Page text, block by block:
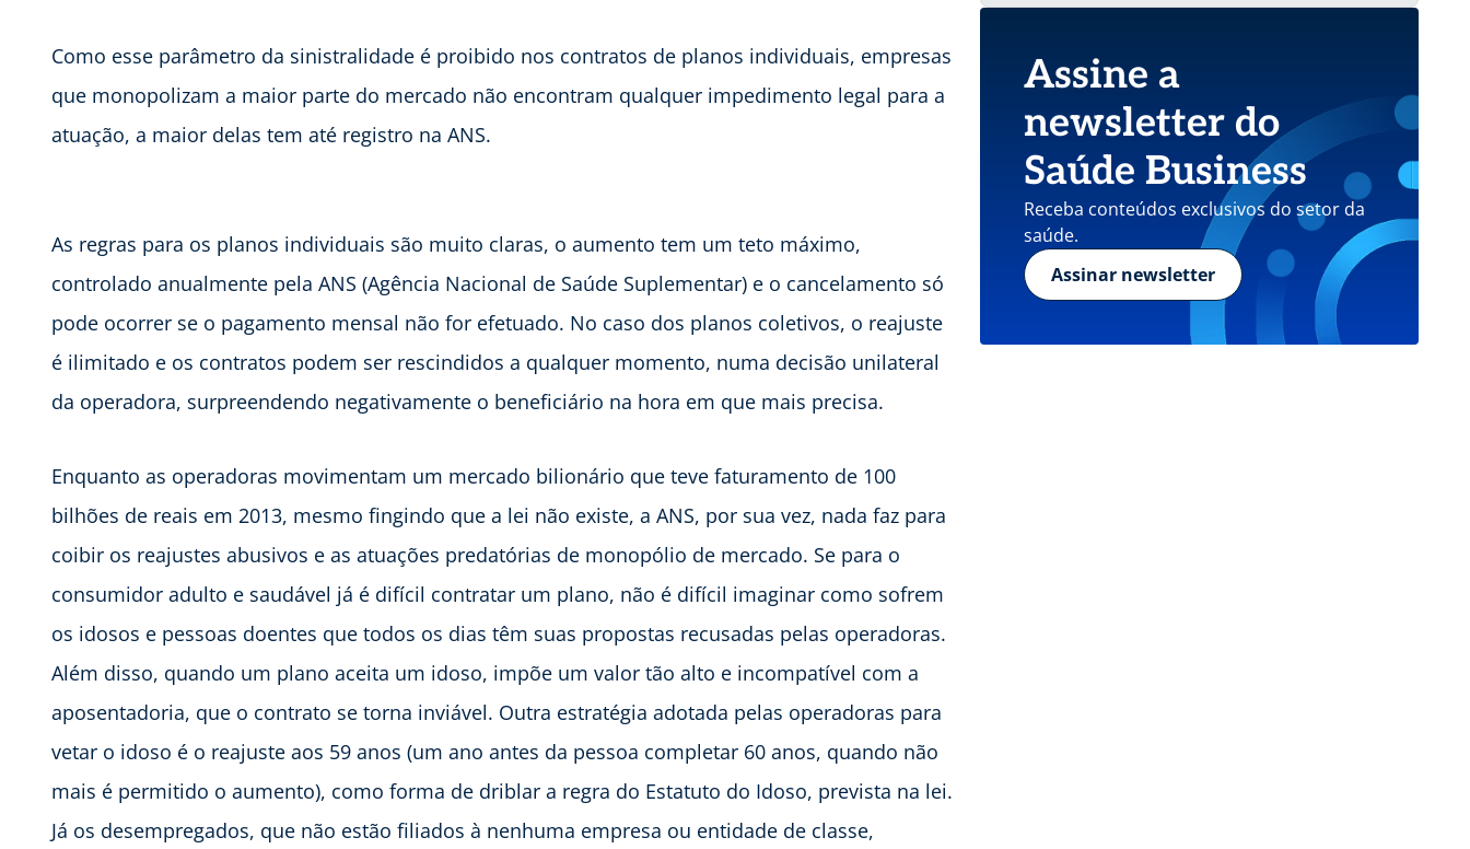
Como esse parâmetro da sinistralidade é proibido nos contratos de planos individuais, empresas
que monopolizam a maior parte do mercado não encontram qualquer impedimento legal para a
atuação, a maior delas tem até registro na ANS.
As regras para os planos individuais são muito claras, o aumento tem um teto máximo,
controlado anualmente pela ANS (Agência Nacional de Saúde Suplementar) e o cancelamento só
pode ocorrer se o pagamento mensal não for efetuado. No caso dos planos coletivos, o reajuste
é ilimitado e os contratos podem ser rescindidos a qualquer momento, numa decisão unilateral
da operadora, surpreendendo negativamente o beneficiário na hora em que mais precisa.
Enquanto as operadoras movimentam um mercado bilionário que teve faturamento de 100
bilhões de reais em 2013, mesmo fingindo que a lei não existe, a ANS, por sua vez, nada faz para
coibir os reajustes abusivos e as atuações predatórias de monopólio de mercado. Se para o
consumidor adulto e saudável já é difícil contratar um plano, não é difícil imaginar como sofrem
os idosos e pessoas doentes que todos os dias têm suas propostas recusadas pelas operadoras.
Além disso, quando um plano aceita um idoso, impõe um valor tão alto e incompatível com a
aposentadoria, que o contrato se torna inviável. Outra estratégia adotada pelas operadoras para
vetar o idoso é o reajuste aos 59 anos (um ano antes da pessoa completar 60 anos, quando não
mais é permitido o aumento), como forma de driblar a regra do Estatuto do Idoso, prevista na lei.
Já os desempregados, que não estão filiados à nenhuma empresa ou entidade de classe,
Assine a
newsletter do
Saúde Business
Receba conteúdos exclusivos do setor da
saúde.
Assinar newsletter